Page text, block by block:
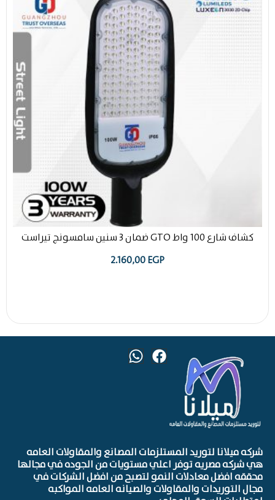
كشاف شارع 100 واط GTO ضمان 3 سنين سامسونج تيراست
2.160,00EGP
شركه ميلانا لتوريد المستلزمات المصانع والمقاولات العامه
هي شركه مصريه توفر اعلي مستويات من الجوده في مجالها
محققه افضل معادلات النمو لتصبح من افضل الشركات في
مجال التوريدات والمقاولات والصيانه العامه المواكبه